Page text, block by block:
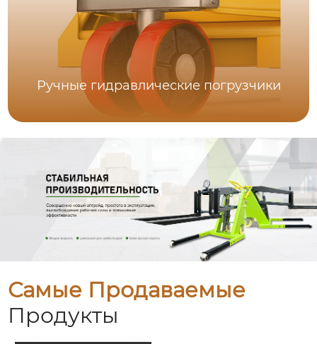
Ручные гидравлические погрузчики
Самые Продаваемые
Продукты